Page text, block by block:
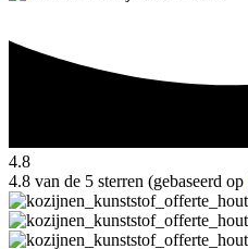
4.8
4.8 van de 5 sterren (gebaseerd op